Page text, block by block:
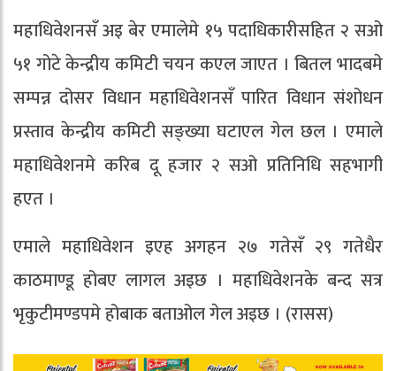
महाधिवेशनसँ अइ बेर एमालेमे १५ पदाधिकारीसहित २ सओ
५१ गोटे केन्द्रीय कमिटी चयन कएल जाएत । बितल भादबमे
सम्पन्न दोसर विधान महाधिवेशनसँ पारित विधान संशोधन
प्रस्ताव केन्द्रीय कमिटी सङ्ख्या घटाएल गेल छल । एमाले
महाधिवेशनमे करिब दू हजार २ सओ प्रतिनिधि सहभागी
हएत ।
एमाले महाधिवेशन इएह अगहन २७ गतेसँ २९ गतेधैर
काठमाण्डू होबए लागल अइछ । महाधिवेशनके बन्द सत्र
भृकुटीमण्डपमे होबाक बताओल गेल अइछ । (रासस)